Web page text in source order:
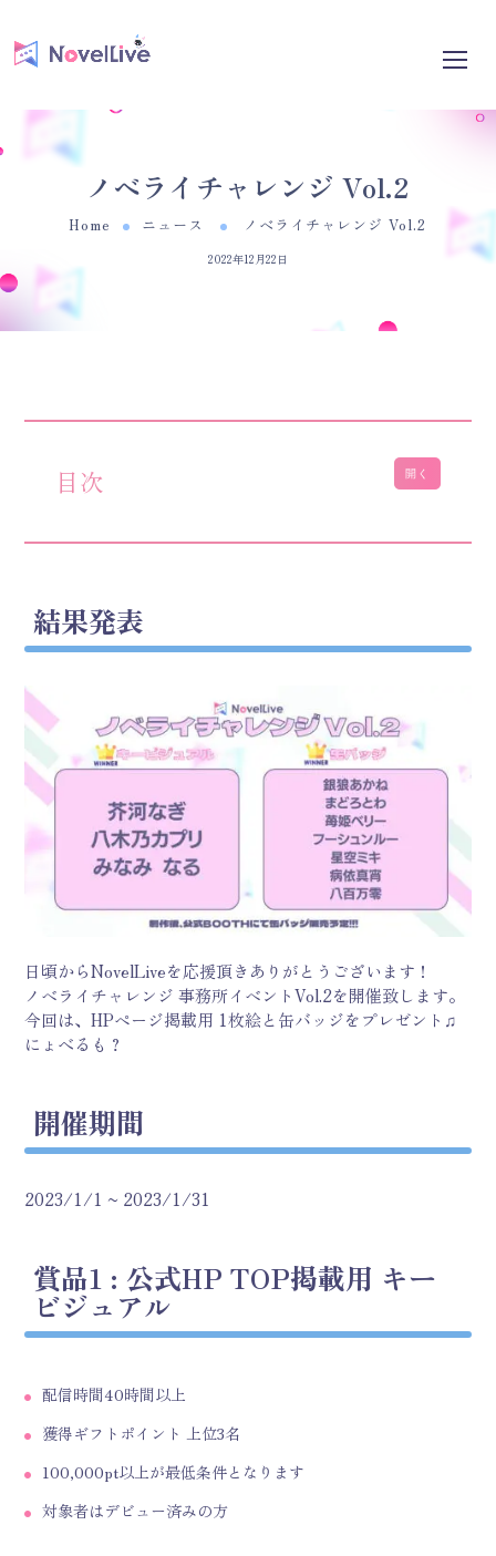
ノベライチャレンジ Vol.2
Home ニュース ノベライチャレンジ Vol.2
2022年12月22日
開く
目次
結果発表
日頃からNovelLiveを応援頂きありがとうございます！
ノベライチャレンジ 事務所イベントVol.2を開催致します。
今回は、HPページ掲載用 1枚絵と缶バッジをプレゼント♫
にょべるも？
開催期間
2023/1/1 ~ 2023/1/31
賞品1 : 公式HP TOP掲載用 キー
ビジュアル
配信時間40時間以上
獲得ギフトポイント 上位3名
100,000pt以上が最低条件となります
対象者はデビュー済みの方